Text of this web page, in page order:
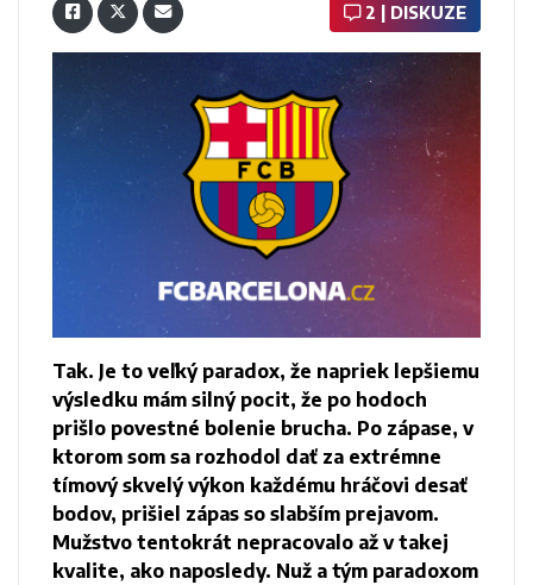
2 | DISKUZE
Tak. Je to veľký paradox, že napriek lepšiemu
výsledku mám silný pocit, že po hodoch
prišlo povestné bolenie brucha. Po zápase, v
ktorom som sa rozhodol dať za extrémne
tímový skvelý výkon každému hráčovi desať
bodov, prišiel zápas so slabším prejavom.
Mužstvo tentokrát nepracovalo až v takej
kvalite, ako naposledy. Nuž a tým paradoxom